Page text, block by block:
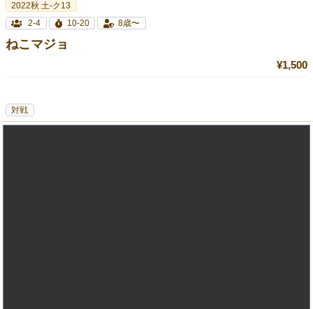
2022秋 土-ク13
2-4
10-20 8歳〜
ねこマジョ
¥1,500
対戦